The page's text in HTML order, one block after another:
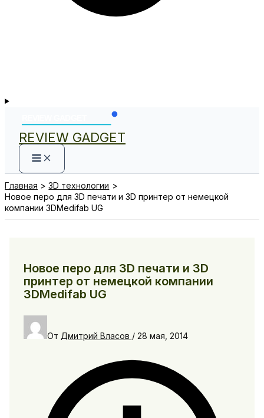
REVIEW GADGET
Главная
3D технологии
Новое перо для 3D печати и 3D принтер от немецкой
компании 3DMedifab UG
Новое перо для 3D печати и 3D
принтер от немецкой компании
3DMedifab UG
От Дмитрий Власов / 28 мая, 2014